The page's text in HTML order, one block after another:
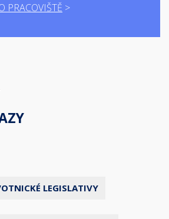
PRACOVIŠTĚ
LEGISLATIVY